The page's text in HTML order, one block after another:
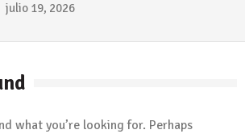
julio 19, 2026
what you’re looking for. Perhaps